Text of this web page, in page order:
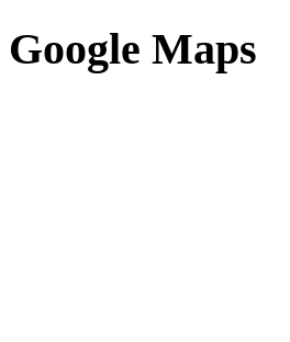
Google Maps